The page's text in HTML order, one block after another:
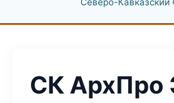
СК АрхПро